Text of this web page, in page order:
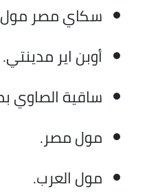
سكاي مصر
أوبن اير مدينتي.
ساقية الصاوي
مول مصر.
مول العرب.